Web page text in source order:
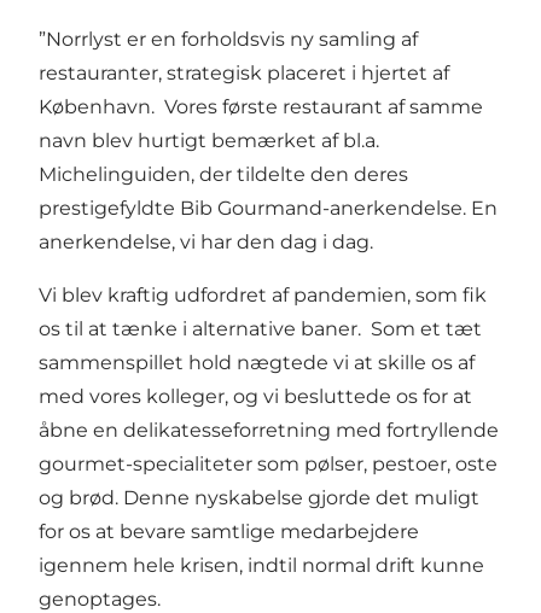
”Norrlyst er en forholdsvis ny samling af
restauranter, strategisk placeret i hjertet af
København. Vores første restaurant af samme
navn blev hurtigt bemærket af bl.a.
Michelinguiden, der tildelte den deres
prestigefyldte Bib Gourmand-anerkendelse. En
anerkendelse, vi har den dag i dag.
Vi blev kraftig udfordret af pandemien, som fik
os til at tænke i alternative baner. Som et tæt
sammenspillet hold nægtede vi at skille os af
med vores kolleger, og vi besluttede os for at
åbne en delikatesseforretning med fortryllende
gourmet-specialiteter som pølser, pestoer, oste
og brød. Denne nyskabelse gjorde det muligt
for os at bevare samtlige medarbejdere
igennem hele krisen, indtil normal drift kunne
genoptages.